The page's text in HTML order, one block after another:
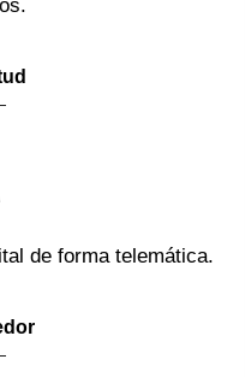
de forma telemática.